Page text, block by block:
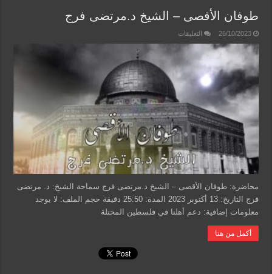
طوفان الأقصى – الشيخ د.مرتضى فرج
26/10/2023 التعليقات
د.مرتضى
فرج
مغلقة
محاضرة: طوفان الأقصى – الشيخ د.مرتضى فرج سماحة الشيخ: د. مرتضى
فرج التاريخ: 13 أكتوبر 2023 المدة: 25:50 دقيقة حجم الملف: لا يوجد
معلومات إضافية: دعم أهلنا في فلسطين المحتلة
أكمل من هنا